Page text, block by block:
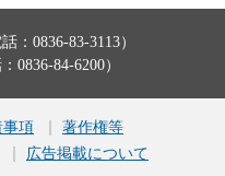
0836-83-3113）
0836-84-6200）
項
著作権等
広告掲載について